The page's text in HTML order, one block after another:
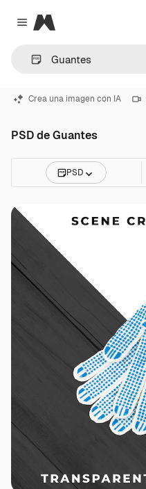
Close menu
Magnific
Crea una imagen con IA
PSD de Guantes
PSD